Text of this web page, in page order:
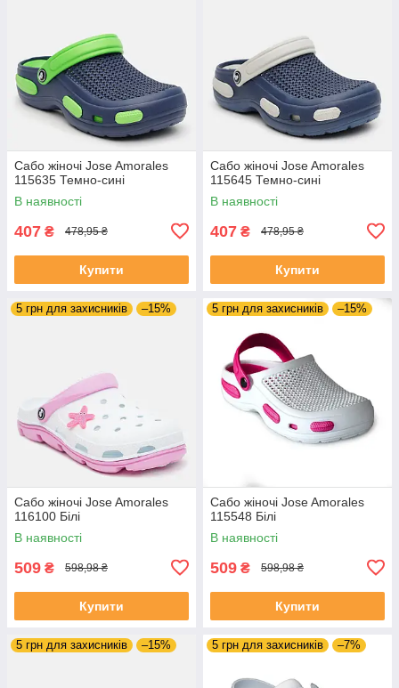
Сабо жіночі Jose Amorales
115635 Темно-сині
В наявності
407 ₴ 478,95 ₴
Купити
Сабо жіночі Jose Amorales
115645 Темно-сині
В наявності
407 ₴ 478,95 ₴
Купити
5 грн для захисників –15%
Сабо жіночі Jose Amorales
116100 Білі
В наявності
509 ₴ 598,98 ₴
Купити
5 грн для захисників –15%
Сабо жіночі Jose Amorales
115548 Білі
В наявності
509 ₴ 598,98 ₴
Купити
5 грн для захисників –15% 5 грн для захисників –7%